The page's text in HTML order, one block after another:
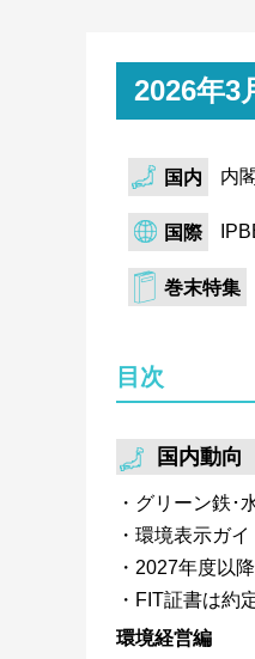
2026年3
国内 内
国際
巻末特集
目次
国内動向
グリーン鉄･
環境表示ガイ
2027年度以
FIT証書は約
環境経営編